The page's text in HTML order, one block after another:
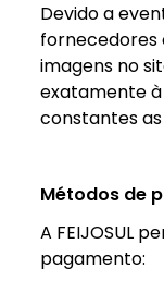
Devido a
fornecedores
imagens no
exatamente
constantes
Métodos de
A FEIJOSUL
pagamento: